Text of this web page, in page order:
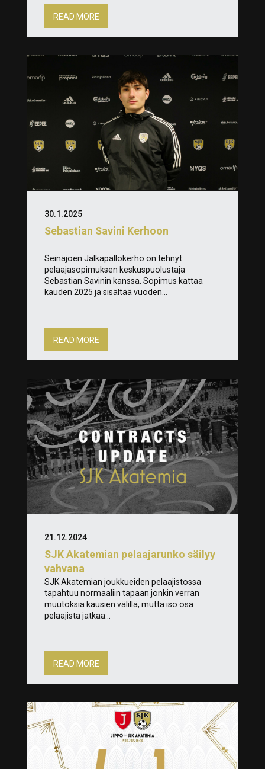
READ MORE
Sebastian Savini Kerhoon
30.1.2025
Seinäjoen Jalkapallokerho on tehnyt
pelaajasopimuksen keskuspuolustaja
Sebastian Savinin kanssa. Sopimus kattaa
kauden 2025 ja sisältää vuoden...
READ MORE
SJK Akatemian pelaajarunko säilyy
vahvana
21.12.2024
SJK Akatemian joukkueiden pelaajistossa
tapahtuu normaaliin tapaan jonkin verran
muutoksia kausien välillä, mutta iso osa
pelaajista jatkaa...
READ MORE